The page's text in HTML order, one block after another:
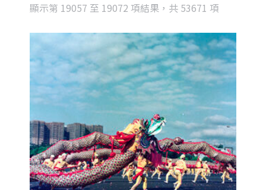
顯示第 19057 至 19072 項結果，共 53671 項
latest